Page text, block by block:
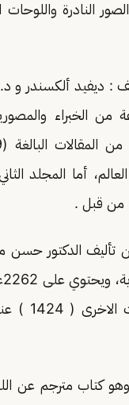
النادرة
ديفيد ألكسندر و د.
من الخبراء
أما المجلد
من قبل .
تأليف الدكتور حسن
منه (
كتاب مترجم عن